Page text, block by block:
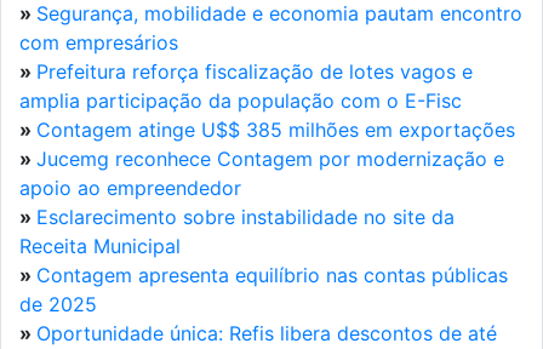
» Segurança, mobilidade e economia pautam encontro
com empresários
» Prefeitura reforça fiscalização de lotes vagos e
amplia participação da população com o E-Fisc
» Contagem atinge U$$ 385 milhões em exportações
» Jucemg reconhece Contagem por modernização e
apoio ao empreendedor
» Esclarecimento sobre instabilidade no site da
Receita Municipal
» Contagem apresenta equilíbrio nas contas públicas
de 2025
» Oportunidade única: Refis libera descontos de até